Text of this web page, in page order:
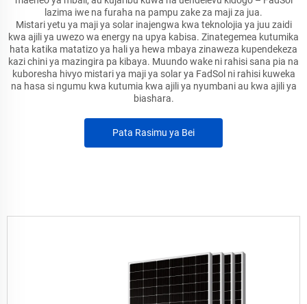
lazima iwe na furaha na pampu zake za maji za jua.
Mistari yetu ya maji ya solar inajengwa kwa teknolojia ya juu zaidi
kwa ajili ya uwezo wa energy na upya kabisa. Zinategemea kutumika
hata katika matatizo ya hali ya hewa mbaya zinaweza kupendekeza
kazi chini ya mazingira pa kibaya. Muundo wake ni rahisi sana pia na
kuboresha hivyo mistari ya maji ya solar ya FadSol ni rahisi kuweka
na hasa si ngumu kwa kutumia kwa ajili ya nyumbani au kwa ajili ya
biashara.
Pata Rasimu ya Bei